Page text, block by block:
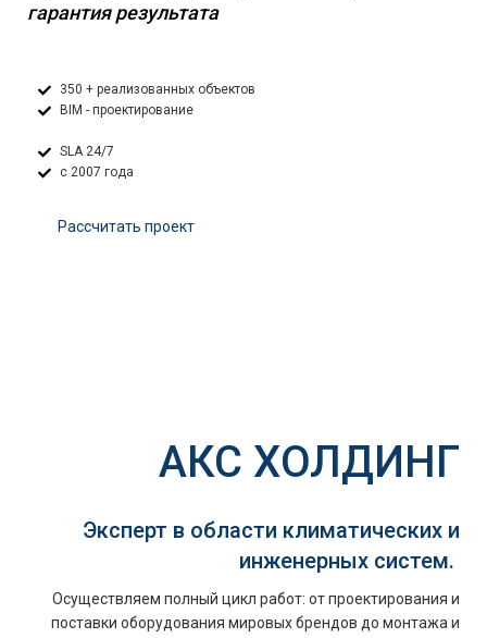
гарантия результата
350 + реализованных объектов
BIM - проектирование
SLA 24/7
с 2007 года
Расcчитать проект
АКС ХОЛДИНГ
Эксперт в области климатических и
инженерных систем.
Осуществляем полный цикл работ: от проектирования и
поставки оборудования мировых брендов до монтажа и